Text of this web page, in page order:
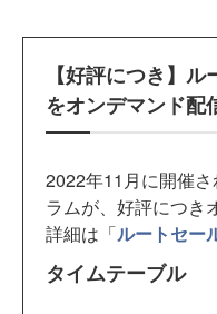
【好評につき】
をオンデマンド配
2022年11月に開催
ラムが、好評につき
詳細は「ルートセー
タイムテーブル